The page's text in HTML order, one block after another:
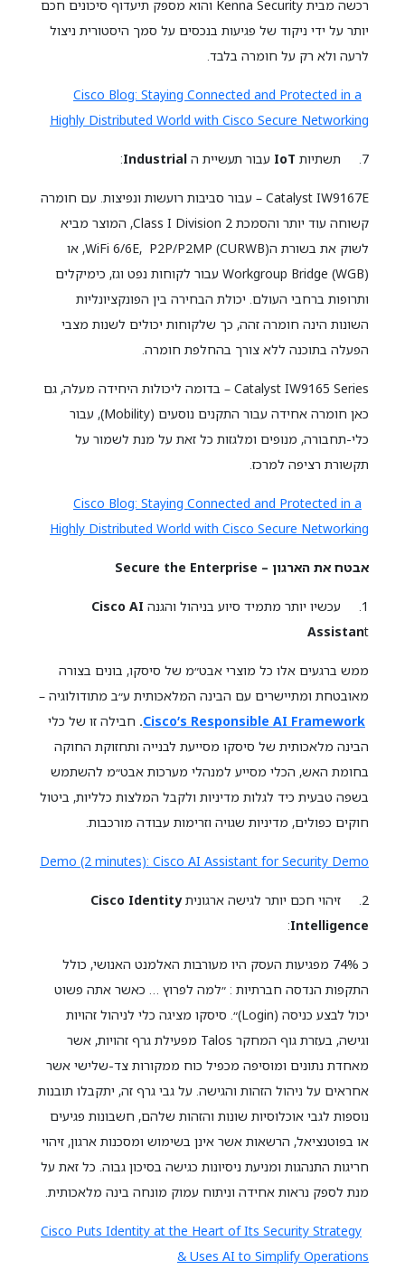
רכשה מבית Kenna Security והוא מספק תיעדוף סיכונים חכם
יותר על ידי ניקוד של פגיעות בנכסים על סמך היסטורית ניצול
לרעה ולא רק על חומרה בלבד.
Cisco Blog: Staying Connected and Protected in a
Highly Distributed World with Cisco Secure Networking
7. תשתיות IoT עבור תעשיית ה Industrial
:
Catalyst IW9167E – עבור סביבות רועשות ונפיצות. עם חומרה
קשוחה עוד יותר והסמכת Class I Division 2, המוצר מביא
לשוק את בשורת הWiFi 6/6E, P2P/P2MP (CURWB), או
Workgroup Bridge (WGB) עבור לקוחות נפט וגז, כימיקלים
ותרופות ברחבי העולם. יכולת הבחירה בין הפונקציונליות
השונות הינה חומרה זהה, כך שלקוחות יכולים לשנות מצבי
הפעלה בתוכנה ללא צורך בהחלפת חומרה.
Catalyst IW9165 Series – בדומה ליכולות היחידה מעלה, גם
כאן חומרה אחידה עבור התקנים נוסעים (Mobility), עבור
כלי-תחבורה, מנופים ומלגזות כל זאת על מנת לשמור על
תקשורת רציפה למרכז.
Cisco Blog: Staying Connected and Protected in a
Highly Distributed World with Cisco Secure Networking
אבטח את הארגון – Secure the Enterprise
1. עכשיו יותר מתמיד סיוע בניהול והגנה
Cisco AI
Assistant
ממש ברגעים אלו כל מוצרי אבט״מ של סיסקו, בונים בצורה
מאובטחת ומתיישרים עם הבינה המלאכותית ע״ב מתודולוגיה –
Cisco’s Responsible AI Framework
. חבילה זו של כלי
הבינה מלאכותית של סיסקו מסייעת לבנייה ותחזוקת החוקה
בחומת האש, הכלי מסייע למנהלי מערכות אבט״מ להשתמש
בשפה טבעית כיד לגלות מדיניות ולקבל המלצות כלליות, ביטול
חוקים כפולים, מדיניות שגויה וזרימות עבודה מורכבות.
Demo (2 minutes): Cisco AI Assistant for Security Demo
2. זיהוי חכם יותר לגישה ארגונית
Cisco Identity
Intelligence
:
כ 74% מפגיעות העסק היו מעורבות האלמנט האנושי, כולל
התקפות הנדסה חברתיות : ״למה לפרוץ … כאשר אתה פשוט
יכול לבצע כניסה (Login)״. סיסקו מציגה כלי לניהול זהויות
וגישה, בעזרת גוף המחקר Talos מפעילת גרף זהויות, אשר
מאחדת נתונים ומוסיפה מכפיל כוח ממקורות צד-שלישי אשר
אחראים על ניהול הזהות והגישה. על גבי גרף זה, יתקבלו תובנות
נוספות לגבי אוכלוסיות שונות והזהות שלהם, חשבונות פגיעים
או בפוטנציאל, הרשאות אשר אינן בשימוש ומסכנות ארגון, זיהוי
חריגות התנהגות ומניעת ניסיונות כגישה בסיכון גבוה. כל זאת על
מנת לספק נראות אחידה וניתוח עמוק מונחה בינה מלאכותית.
Cisco Puts Identity at the Heart of Its Security Strategy
& Uses AI to Simplify Operations